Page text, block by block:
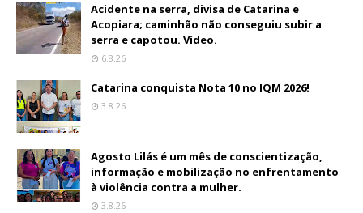
Acidente na serra, divisa de Catarina e
Acopiara; caminhão não conseguiu subir a
serra e capotou. Vídeo.
6.8.26
Catarina conquista Nota 10 no IQM 2026!
3.8.26
Agosto Lilás é um mês de conscientização,
informação e mobilização no enfrentamento
à violência contra a mulher.
3.8.26